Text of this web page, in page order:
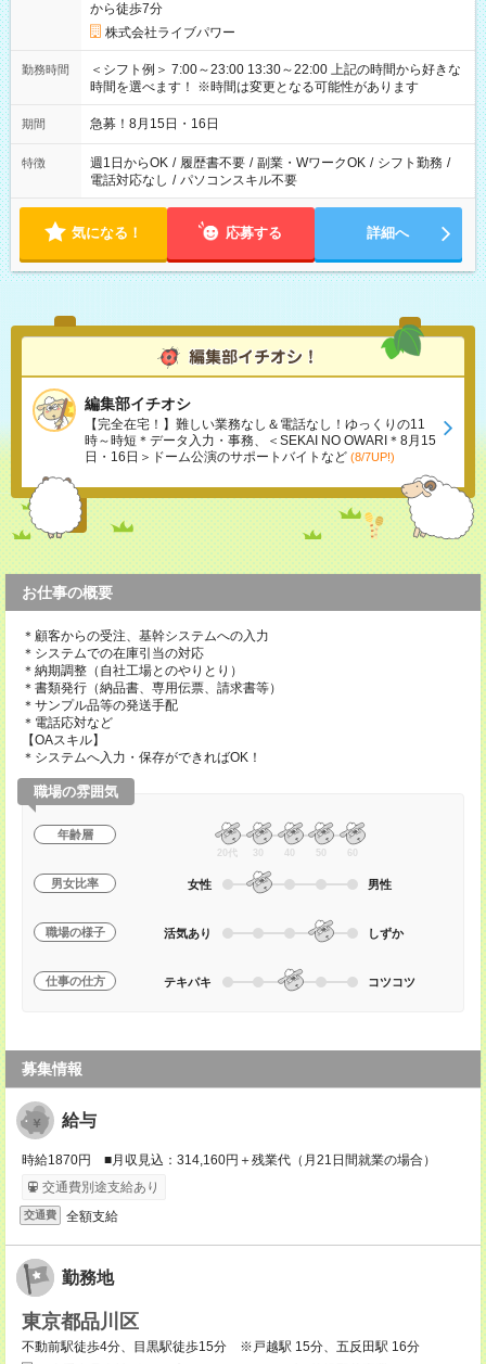
から徒歩7分
株式会社ライブパワー
勤務時間
＜シフト例＞ 7:00～23:00 13:30～22:00 上記の時間から好きな
時間を選べます！ ※時間は変更となる可能性があります
期間 急募！8月15日・16日
特徴 週1日からOK / 履歴書不要 / 副業・WワークOK / シフト勤務 /
電話対応なし / パソコンスキル不要
気になる！ 応募する 詳細へ
編集部イチオシ
【完全在宅！】難しい業務なし＆電話なし！ゆっくりの11
時～時短＊データ入力・事務、＜SEKAI NO OWARI＊8月15
日・16日＞ドーム公演のサポートバイトなど (8/7UP!)
お仕事の概要
＊顧客からの受注、基幹システムへの入力
＊システムでの在庫引当の対応
＊納期調整（自社工場とのやりとり）
＊書類発行（納品書、専用伝票、請求書等）
＊サンプル品等の発送手配
＊電話応対など
【OAスキル】
＊システムへ入力・保存ができればOK！
職場の雰囲気
年齢層
20代 30 40 50 60
男女比率 女性 男性
職場の様子 活気あり しずか
仕事の仕方 テキパキ コツコツ
募集情報
給与
時給1870円 ■月収見込：314,160円＋残業代（月21日間就業の場合）
交通費別途支給あり
交通費 全額支給
勤務地
東京都品川区
不動前駅徒歩4分、目黒駅徒歩15分 ※戸越駅 15分、五反田駅 16分